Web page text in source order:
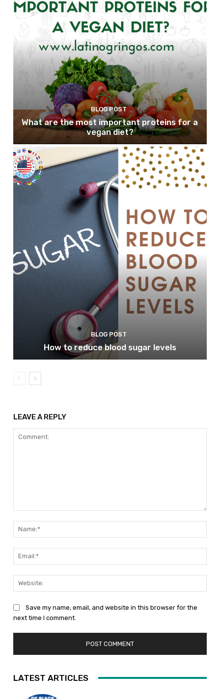
BLOG POST
What are the most important proteins for a
vegan diet?
BLOG POST
How to reduce blood sugar levels
LEAVE A REPLY
Save my name, email, and website in this browser for the
next time I comment.
LATEST ARTICLES